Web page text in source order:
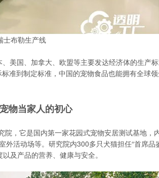
士布勒生产线
美国、加拿大、欧盟等主要发达经济体的生产
准到制定标准，中国的宠物食品也能拥有全球
物当家人的初心
，它是国内第一家花园式宠物安居测试基地，
活动场等。研究院内300多只犬猫担任“首席品
及产品的营养、健康与安全。